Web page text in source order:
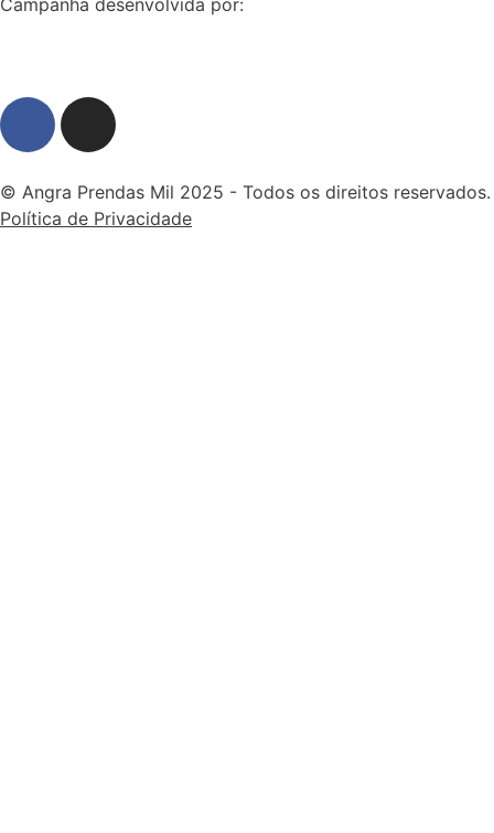
Campanha desenvolvida por:
© Angra Prendas Mil 2025 - Todos os direitos reservados.
Política de Privacidade